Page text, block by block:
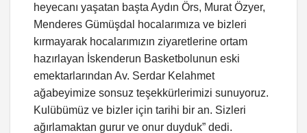
heyecanı yaşatan başta Aydın Örs, Murat Özyer,
Menderes Gümüşdal hocalarımıza ve bizleri
kırmayarak hocalarımızın ziyaretlerine ortam
hazırlayan İskenderun Basketbolunun eski
emektarlarından Av. Serdar Kelahmet
ağabeyimize sonsuz teşekkürlerimizi sunuyoruz.
Kulübümüz ve bizler için tarihi bir an. Sizleri
ağırlamaktan gurur ve onur duyduk” dedi.